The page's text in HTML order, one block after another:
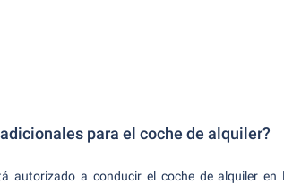
para el coche de alquiler?
autorizado a conducir el coche de alquiler